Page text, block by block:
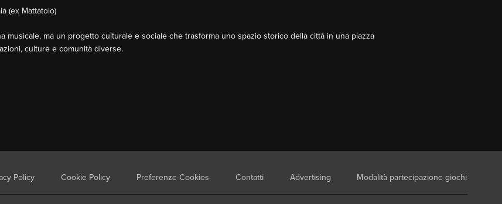
(ex Mattatoio)
musicale, ma un progetto culturale e sociale che trasforma uno spazio storico della città in una piazza
culture e comunità diverse.
Policy Cookie Policy Preferenze Cookies Contatti Advertising Modalità partecipazione giochi